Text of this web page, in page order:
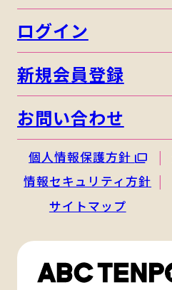
ログイン
新規会員登録
お問い合わせ
個人情報保護方針
情報セキュリティ方針
サイトマップ